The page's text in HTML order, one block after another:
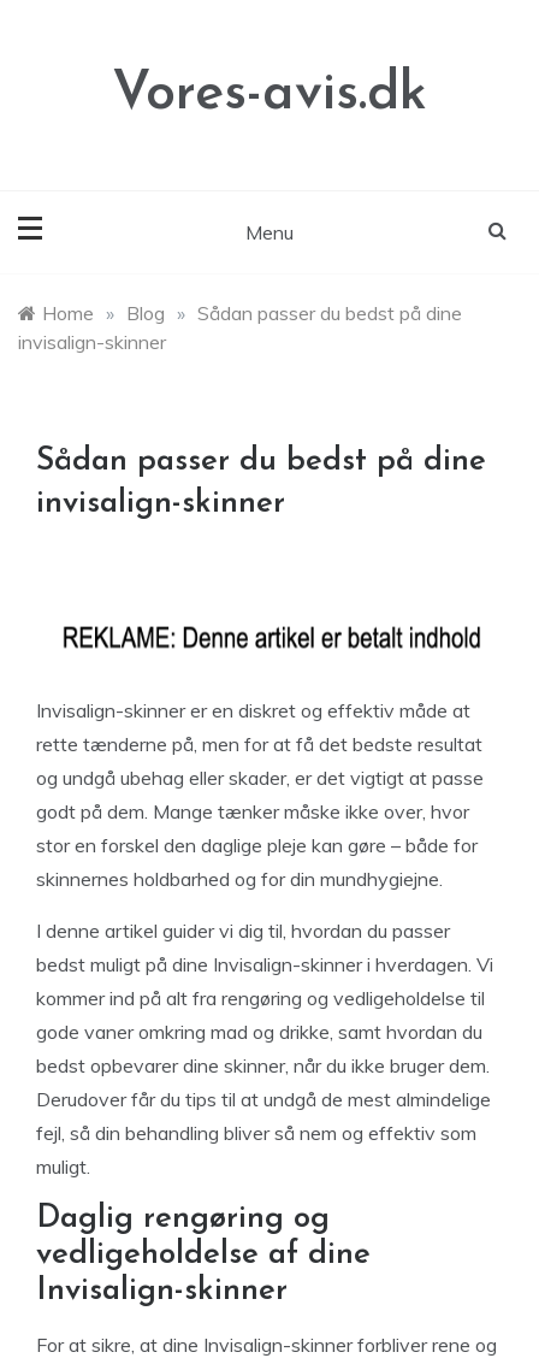
Vores-avis.dk
Menu
Home » Blog » Sådan passer du bedst på dine
invisalign-skinner
Sådan passer du bedst på dine
invisalign-skinner
Invisalign-skinner er en diskret og effektiv måde at
rette tænderne på, men for at få det bedste resultat
og undgå ubehag eller skader, er det vigtigt at passe
godt på dem. Mange tænker måske ikke over, hvor
stor en forskel den daglige pleje kan gøre – både for
skinnernes holdbarhed og for din mundhygiejne.
I denne artikel guider vi dig til, hvordan du passer
bedst muligt på dine Invisalign-skinner i hverdagen. Vi
kommer ind på alt fra rengøring og vedligeholdelse til
gode vaner omkring mad og drikke, samt hvordan du
bedst opbevarer dine skinner, når du ikke bruger dem.
Derudover får du tips til at undgå de mest almindelige
fejl, så din behandling bliver så nem og effektiv som
muligt.
Daglig rengøring og
vedligeholdelse af dine
Invisalign-skinner
For at sikre, at dine Invisalign-skinner forbliver rene og